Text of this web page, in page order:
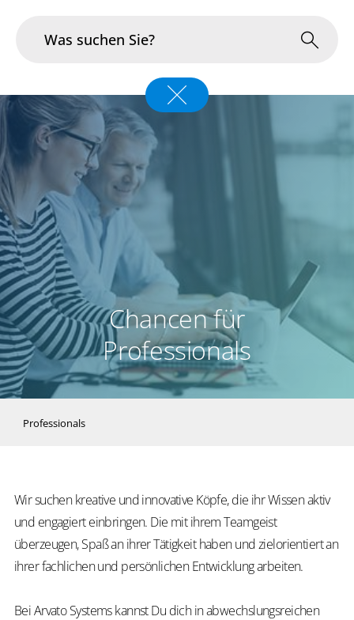
Branchen
Im Fokus
Infrastruktur & Betrieb
Über uns
Karriere
Blog
Chancen für
Professionals
Professionals
Wir suchen kreative und innovative Köpfe, die ihr Wissen aktiv
und engagiert einbringen. Die mit ihrem Teamgeist
überzeugen, Spaß an ihrer Tätigkeit haben und zielorientiert an
ihrer fachlichen und persönlichen Entwicklung arbeiten.
Bei Arvato Systems kannst Du dich in abwechslungsreichen